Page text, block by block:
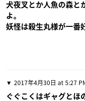
犬夜叉とか人魚の森と
よ。
妖怪は殺生丸様が一番
2017年4月30日 at 5:27
ぐぐこくはギャグと